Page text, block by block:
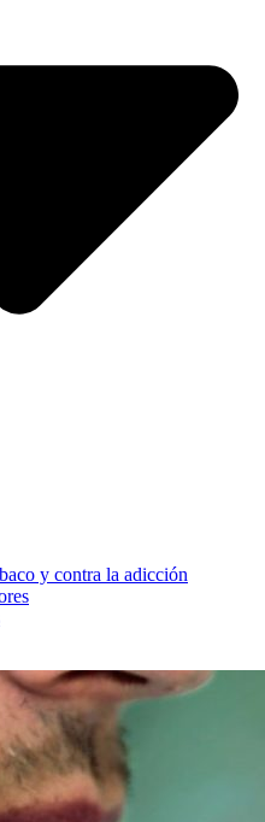
y contra la adicción